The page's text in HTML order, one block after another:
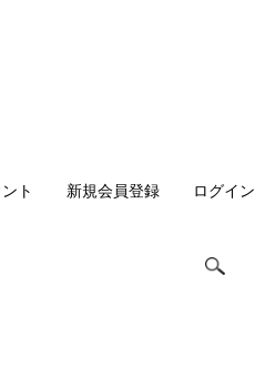
ト 新規会員登録 ログイン